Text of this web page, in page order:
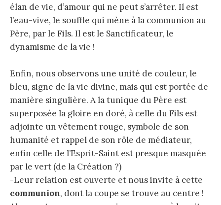
élan de vie, d’amour qui ne peut s’arrêter. Il est
l’eau-vive, le souffle qui mène à la communion au
Père, par le Fils. Il est le Sanctificateur, le
dynamisme de la vie !
Enfin, nous observons une unité de couleur, le
bleu, signe de la vie divine, mais qui est portée de
manière singulière. A la tunique du Père est
superposée la gloire en doré, à celle du Fils est
adjointe un vêtement rouge, symbole de son
humanité et rappel de son rôle de médiateur,
enfin celle de l’Esprit-Saint est presque masquée
par le vert (de la Création ?)
-Leur relation est ouverte et nous invite à cette
communion, dont la coupe se trouve au centre !